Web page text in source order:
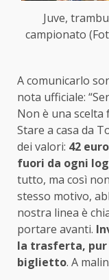
Juve,
campionato
A comunicarlo
nota ufficiale:
Non è una scelta
Stare a casa da
dei valori: 42
fuori da ogni
tutto, ma così
stesso motivo,
nostra linea è
portare avanti.
la trasferta, pur
biglietto. A